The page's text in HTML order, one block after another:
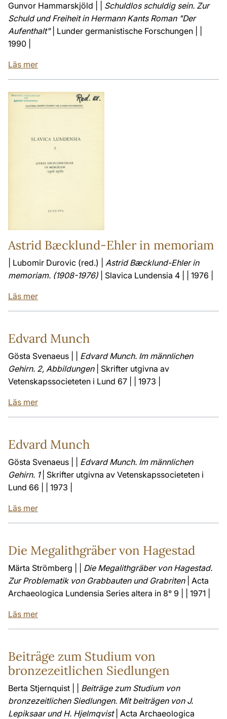
Gunvor Hammarskjöld | | Schuldlos schuldig sein. Zur
Schuld und Freiheit in Hermann Kants Roman "Der
Aufenthalt"| Lunder germanistische Forschungen | |
1990 |
Läs mer
Astrid Bæcklund-Ehler in memoriam
| Lubomir Durovic (red.) | Astrid Bæcklund-Ehler in
memoriam. (1908-1976) | Slavica Lundensia 4 | | 1976 |
Läs mer
Edvard Munch
Gösta Svenaeus | | Edvard Munch. Im männlichen
Gehirn. 2, Abbildungen| Skrifter utgivna av
Vetenskapssocieteten i Lund 67 | | 1973 |
Läs mer
Edvard Munch
Gösta Svenaeus | | Edvard Munch. Im männlichen
Gehirn. 1| Skrifter utgivna av Vetenskapssocieteten i
Lund 66 | | 1973 |
Läs mer
Die Megalithgräber von Hagestad
Märta Strömberg | | Die Megalithgräber von Hagestad.
Zur Problematik von Grabbauten und Grabriten| Acta
Archaeologica Lundensia Series altera in 8° 9 | | 1971 |
Läs mer
Beiträge zum Studium von
bronzezeitlichen Siedlungen
Berta Stjernquist | | Beiträge zum Studium von
bronzezeitlichen Siedlungen. Mit beiträgen von J.
Lepiksaar und H. Hjelmqvist| Acta Archaeologica